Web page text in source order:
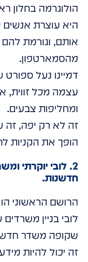
הולוגרמה בחלון
היא עוצרת
אותם, וגורמת
מהסמארטפון.
דמיינו נעל
עצמה מכל זווית,
ומחליפות צבעים.
זה לא רק יפה, זה
הופך את הקניות
2. לובי יוקרתי
חדשנות.
הרושם הראשוני
לובי בניין
שקופה משדר
זה יכול להיות